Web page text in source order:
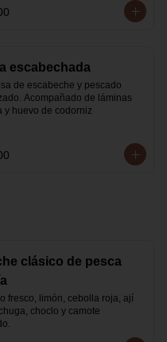
escabechada
de escabeche y pescado
Acompañado de láminas
y huevo de codorniz
clásico de pesca
fresco, limón, cebolla roja, ají
choclo y camote